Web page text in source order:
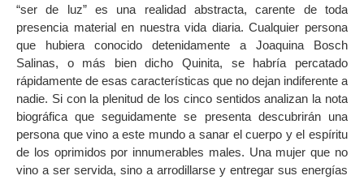
“ser de luz” es una realidad abstracta, carente de toda
presencia material en nuestra vida diaria. Cualquier persona
que hubiera conocido detenidamente a Joaquina Bosch
Salinas, o más bien dicho Quinita, se habría percatado
rápidamente de esas características que no dejan indiferente a
nadie. Si con la plenitud de los cinco sentidos analizan la nota
biográfica que seguidamente se presenta descubrirán una
persona que vino a este mundo a sanar el cuerpo y el espíritu
de los oprimidos por innumerables males. Una mujer que no
vino a ser servida, sino a arrodillarse y entregar sus energías